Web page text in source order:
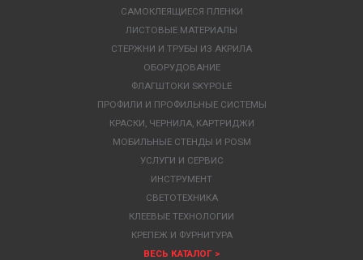
САМОКЛЕЯЩИЕСЯ ПЛЕНКИ
ЛИСТОВЫЕ МАТЕРИАЛЫ
СТЕРЖНИ И ТРУБЫ ИЗ АКРИЛА
ОБОРУДОВАНИЕ
ФЛАГШТОКИ SKYPOLE
ПРОФИЛИ И ПРОФИЛЬНЫЕ СИСТЕМЫ
КРАСКИ, ЧЕРНИЛА, КАРТРИДЖИ
МОБИЛЬНЫЕ СТЕНДЫ И POSM
УСЛУГИ И СЕРВИС
ИНСТРУМЕНТ
СВЕТОТЕХНИКА
КЛЕЕВЫЕ ТЕХНОЛОГИИ
КРЕПЕЖ И ФУРНИТУРА
ВЕСЬ КАТАЛОГ >